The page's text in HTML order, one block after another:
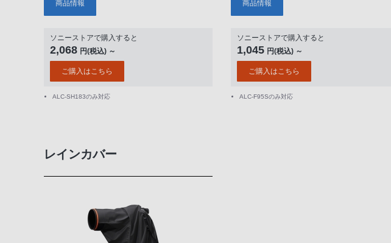
商品情報
ソニーストアで購入すると
2,068 円(税込) ～
ご購入はこちら
ALC-SH183のみ対応
商品情報
ソニーストアで購入すると
1,045 円(税込) ～
ご購入はこちら
ALC-F95Sのみ対応
レインカバー